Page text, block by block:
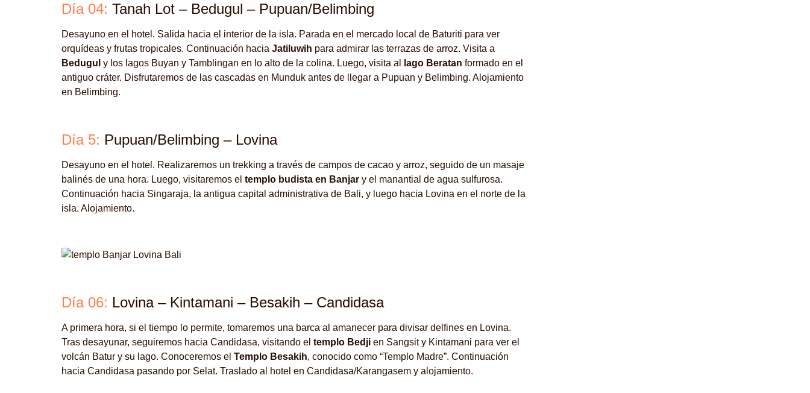
Día 04: Tanah Lot – Bedugul – Pupuan/Belimbing
Desayuno en el hotel. Salida hacia el interior de la isla. Parada en el mercado local de Baturiti para ver
orquídeas y frutas tropicales. Continuación hacia Jatiluwih para admirar las terrazas de arroz. Visita a
Bedugul y los lagos Buyan y Tamblingan en lo alto de la colina. Luego, visita al lago Beratan formado en el
antiguo cráter. Disfrutaremos de las cascadas en Munduk antes de llegar a Pupuan y Belimbing. Alojamiento
en Belimbing.
Día 5: Pupuan/Belimbing – Lovina
Desayuno en el hotel. Realizaremos un trekking a través de campos de cacao y arroz, seguido de un masaje
balinés de una hora. Luego, visitaremos el templo budista en Banjar y el manantial de agua sulfurosa.
Continuación hacia Singaraja, la antigua capital administrativa de Bali, y luego hacia Lovina en el norte de la
isla. Alojamiento.
Día 06: Lovina – Kintamani – Besakih – Candidasa
A primera hora, si el tiempo lo permite, tomaremos una barca al amanecer para divisar delfines en Lovina.
Tras desayunar, seguiremos hacia Candidasa, visitando el templo Bedji en Sangsit y Kintamani para ver el
volcán Batur y su lago. Conoceremos el Templo Besakih, conocido como “Templo Madre”. Continuación
hacia Candidasa pasando por Selat. Traslado al hotel en Candidasa/Karangasem y alojamiento.